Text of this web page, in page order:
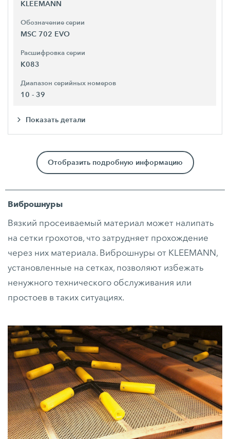
KLEEMANN
Обозначение серии
MSC 702 EVO
Расшифровка серии
K083
Диапазон серийных номеров
10 - 39
Показать детали
Отобразить подробную информацию
Виброшнуры
Вязкий просеиваемый материал может налипать
на сетки грохотов, что затрудняет прохождение
через них материала. Виброшнуры от KLEEMANN,
установленные на сетках, позволяют избежать
ненужного технического обслуживания или
простоев в таких ситуациях.